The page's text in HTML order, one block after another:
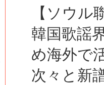
【ソウル
韓国歌謡
め海外で
次々と新